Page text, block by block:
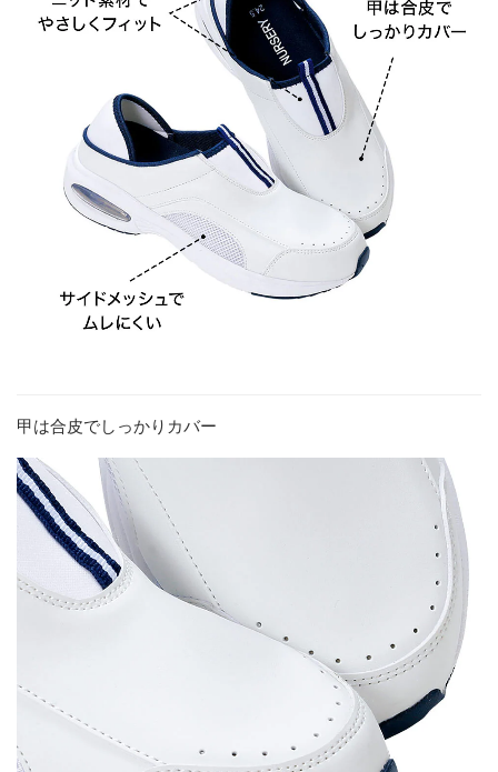
甲は合皮でしっかりカバー